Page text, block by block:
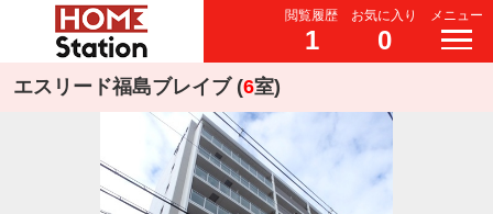
閲覧履歴
1
お気に入り
0
メニュー
エスリード福島ブレイブ (6室)